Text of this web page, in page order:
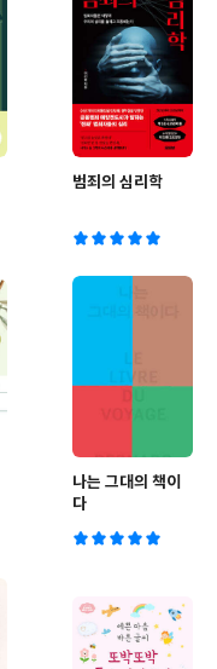
범죄의 심리학
나는 그대의 책이
다